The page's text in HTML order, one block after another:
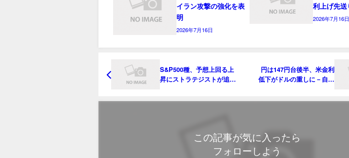
イラン攻撃の強化を表
明
2026年7月16日
利上げ先
2026年7月16日
S&P500種、予想上回る上
昇にストラテジストが追随
円は147円台後半、米金利
低下がドルの重しに－自民
この記事が気に入ったら
フォローしよう